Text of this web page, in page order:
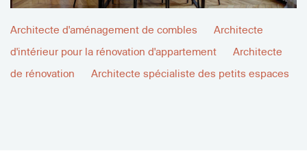
Architecte d'aménagement de combles
Architecte
d'intérieur pour la rénovation d'appartement
Architecte
de rénovation
Architecte spécialiste des petits espaces